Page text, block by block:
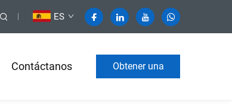
ES
Contáctanos Obtener una